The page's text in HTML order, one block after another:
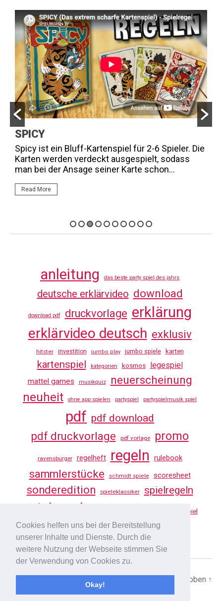
Cookies helfen uns bei der Bereitstellung
unserer Inhalte und Dienste. Durch die
weitere Nutzung der Webseite stimmen Sie
der Verwendung von Cookies zu.
Okay!
SPICY
Spicy ist ein Bluff-Kartenspiel für 2-6 Spieler. Die
Karten werden verdeckt ausgespielt, sodass
man bei der Ansage seiner Karte schon...
Read More
anleitung das beste party spiel des jahrs
deutsche erklärvideo download
download pdf druckvorlage erklärung
erklärvideo deutsch exklusiv
hitster investition jumbo play jumbo spiele karten
kartenspiel kategorien kosmos legespiel
mattel games musikquiz neuerscheinung
neuheit ohne app spielen partyspiel partyspielmusik spiel
pdf pdf download
pdf druckvorlage pdf vorlage promo
ravensburger regelheft regeln rulebook
sammlerstücke schmidt spiele scoresheet
sonderedition spieleklassiker spielregeln
spielregeln tv würfelspiel
youtube
DATENSCHUTZ
Nach oben ↑